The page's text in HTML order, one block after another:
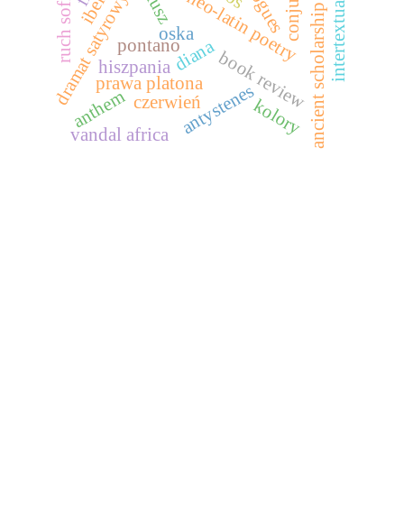
diana
oska
hiszpania
book reviewancient scholarship
pontano neo-latin poetry intertextuality
antystenes
prawa platona
dramat satyrowy
kolory
czerwień
anthem
vandal africa